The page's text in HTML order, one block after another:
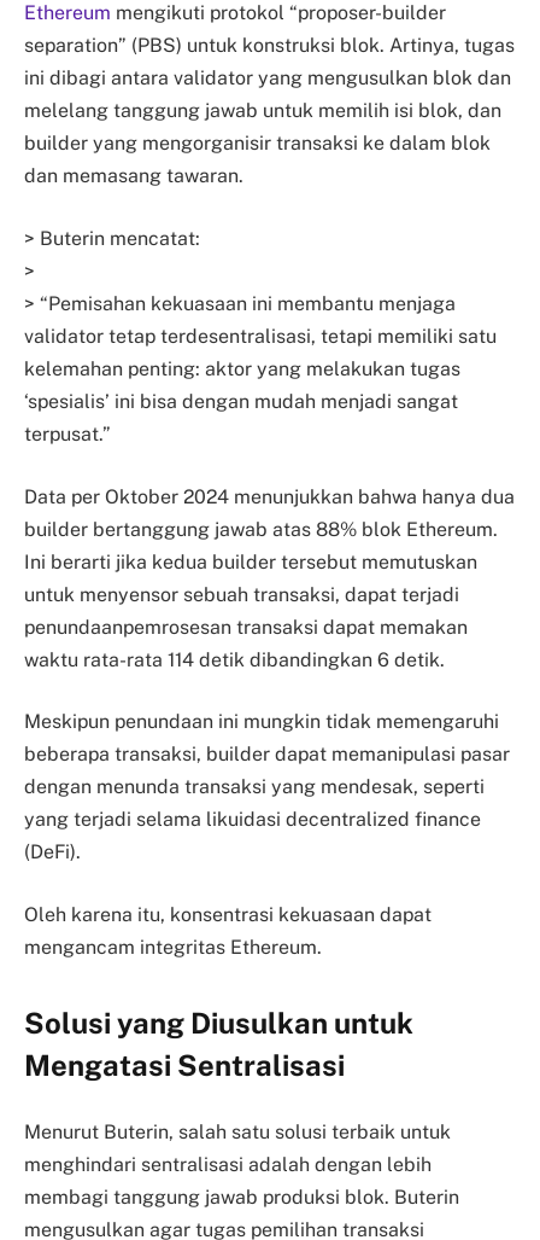
Ethereum mengikuti protokol “proposer-builder
separation” (PBS) untuk konstruksi blok. Artinya, tugas
ini dibagi antara validator yang mengusulkan blok dan
melelang tanggung jawab untuk memilih isi blok, dan
builder yang mengorganisir transaksi ke dalam blok
dan memasang tawaran.
> Buterin mencatat:
>
> “Pemisahan kekuasaan ini membantu menjaga
validator tetap terdesentralisasi, tetapi memiliki satu
kelemahan penting: aktor yang melakukan tugas
‘spesialis’ ini bisa dengan mudah menjadi sangat
terpusat.”
Data per Oktober 2024 menunjukkan bahwa hanya dua
builder bertanggung jawab atas 88% blok Ethereum.
Ini berarti jika kedua builder tersebut memutuskan
untuk menyensor sebuah transaksi, dapat terjadi
penundaanpemrosesan transaksi dapat memakan
waktu rata-rata 114 detik dibandingkan 6 detik.
Meskipun penundaan ini mungkin tidak memengaruhi
beberapa transaksi, builder dapat memanipulasi pasar
dengan menunda transaksi yang mendesak, seperti
yang terjadi selama likuidasi decentralized finance
(DeFi).
Oleh karena itu, konsentrasi kekuasaan dapat
mengancam integritas Ethereum.
Solusi yang Diusulkan untuk
Mengatasi Sentralisasi
Menurut Buterin, salah satu solusi terbaik untuk
menghindari sentralisasi adalah dengan lebih
membagi tanggung jawab produksi blok. Buterin
mengusulkan agar tugas pemilihan transaksi